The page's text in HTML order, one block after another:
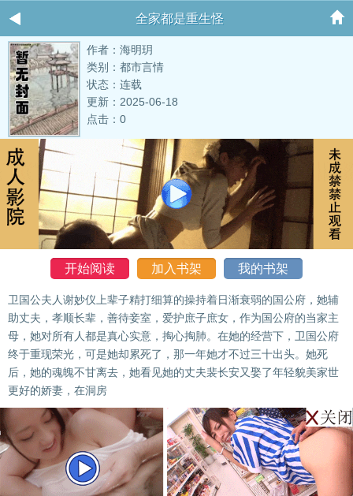
全家都是重生怪
作者：海明玥
类别：都市言情
状态：连载
更新：2025-06-18
点击：0
开始阅读 加入书架 我的书架
卫国公夫人谢妙仪上辈子精打细算的操持着日渐衰弱的国公府，她辅
助丈夫，孝顺长辈，善待妾室，爱护庶子庶女，作为国公府的当家主
母，她对所有人都是真心实意，掏心掏肺。在她的经营下，卫国公府
终于重现荣光，可是她却累死了，那一年她才不过三十出头。她死
后，她的魂魄不甘离去，她看见她的丈夫裴长安又娶了年轻貌美家世
更好的娇妻，在洞房